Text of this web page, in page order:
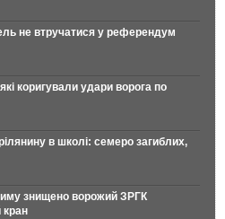
не втручатися у референдум
коригували удари ворога по
в школі: семеро загиблих,
знищено ворожий ЗРГК
кран